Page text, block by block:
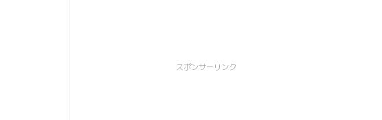
スポンサーリンク